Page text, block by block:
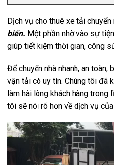
Dịch vụ cho thuê xe tải chuyển
biến. Một phần nhờ vào sự
giúp tiết kiệm thời gian, công
Để chuyển nhà nhanh, an toàn,
vận tải có uy tín. Chúng tôi đã
làm hài lòng khách hàng trong
tôi sẽ nói rõ hơn về dịch vụ của